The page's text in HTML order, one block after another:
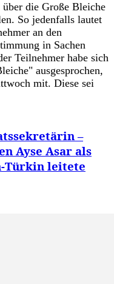
die Große Bleiche
So jedenfalls lautet
an den
in Sachen
Teilnehmer habe sich
ausgesprochen,
mit. Diese sei
–
Ayse Asar als
Türkin leitete